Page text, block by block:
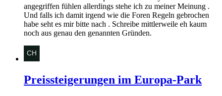
angegriffen fühlen allerdings stehe ich zu meiner Meinung .
Und falls ich damit irgend wie die Foren Regeln gebrochen
habe seht es mir bitte nach . Schreibe mittlerweile eh kaum
noch aus genau den genannten Gründen.
Preissteigerungen im Europa-Park